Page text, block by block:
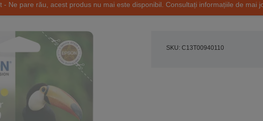
- Ne pare rău, acest produs nu mai este disponibil. Consultați informațiile de mai
SKU: C13T00940110